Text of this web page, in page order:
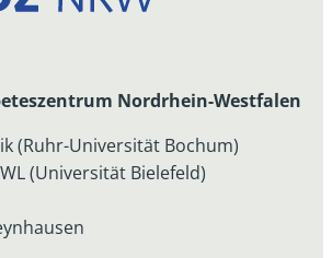
Nordrhein-Westfalen
(Ruhr-Universität Bochum)
(Universität Bielefeld)